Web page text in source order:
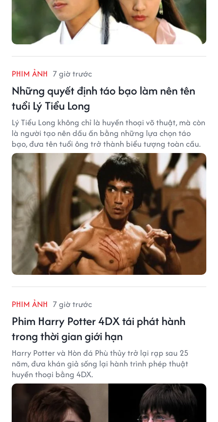
PHIM ẢNH 7 giờ trước
Những quyết định táo bạo làm nên tên
tuổi Lý Tiểu Long
Lý Tiểu Long không chỉ là huyền thoại võ thuật, mà còn
là người tạo nên dấu ấn bằng những lựa chọn táo
bạo, đưa tên tuổi ông trở thành biểu tượng toàn cầu.
PHIM ẢNH 7 giờ trước
Phim Harry Potter 4DX tái phát hành
trong thời gian giới hạn
Harry Potter và Hòn đá Phù thủy trở lại rạp sau 25
năm, đưa khán giả sống lại hành trình phép thuật
huyền thoại bằng 4DX.